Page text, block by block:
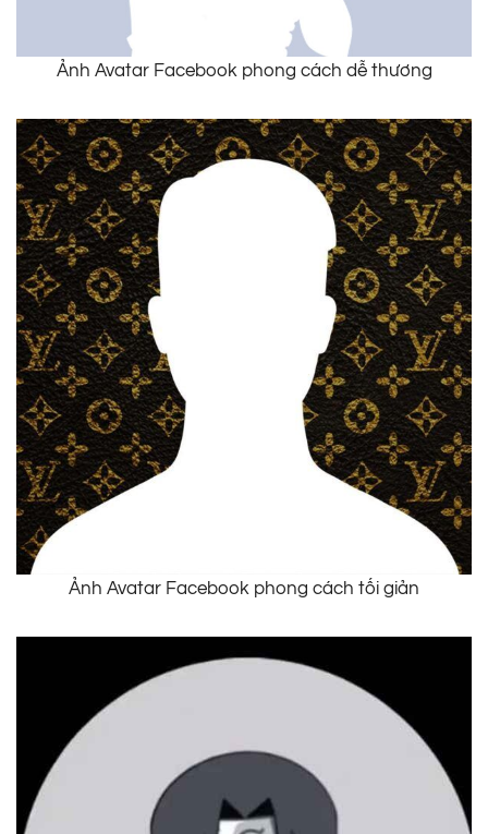
Ảnh Avatar Facebook phong cách dễ thương
Ảnh Avatar Facebook phong cách tối giản